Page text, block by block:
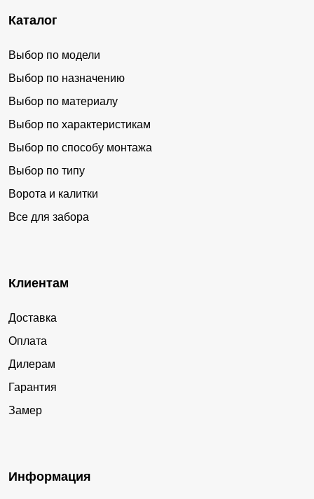
Каталог
Выбор по модели
Выбор по назначению
Выбор по материалу
Выбор по характеристикам
Выбор по способу монтажа
Выбор по типу
Ворота и калитки
Все для забора
Клиентам
Доставка
Оплата
Дилерам
Гарантия
Замер
Информация